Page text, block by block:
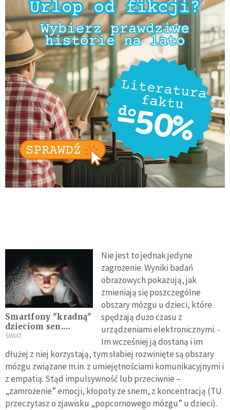
Smartfony "kradną"
dzieciom sen.
Niepokojące wyniki
ŚWIAT
Nie jest to jednak jedyne
zagrożenie. Wyniki badań
obrazowych pokazują, jak
zmieniają się poszczególne
obszary mózgu u dzieci, które
spędzają dużo czasu z
urządzeniami elektronicznymi. -
Im wcześniej ją dostaną i im
dłużej z niej korzystają, tym słabiej rozwinięte są obszary
mózgu związane m.in. z umiejętnościami komunikacyjnymi i
z empatią. Stąd impulsywność lub przeciwnie –
„zamrożenie” emocji, kłopoty ze snem, z koncentracją (TU
przeczytasz o zjawisku „popcornowego mózgu” u dzieci).